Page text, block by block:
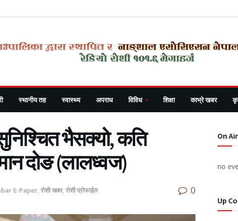
स्थानीय तह स्वास्थ्य अपराध विविध शिक्षा काभ्रे खबर
भैसक्यो, कति
दोङ (लालध्वज)
E-Paper,रोशी खबर,रोशी प्रोफाईल 0
On Air
no
Up